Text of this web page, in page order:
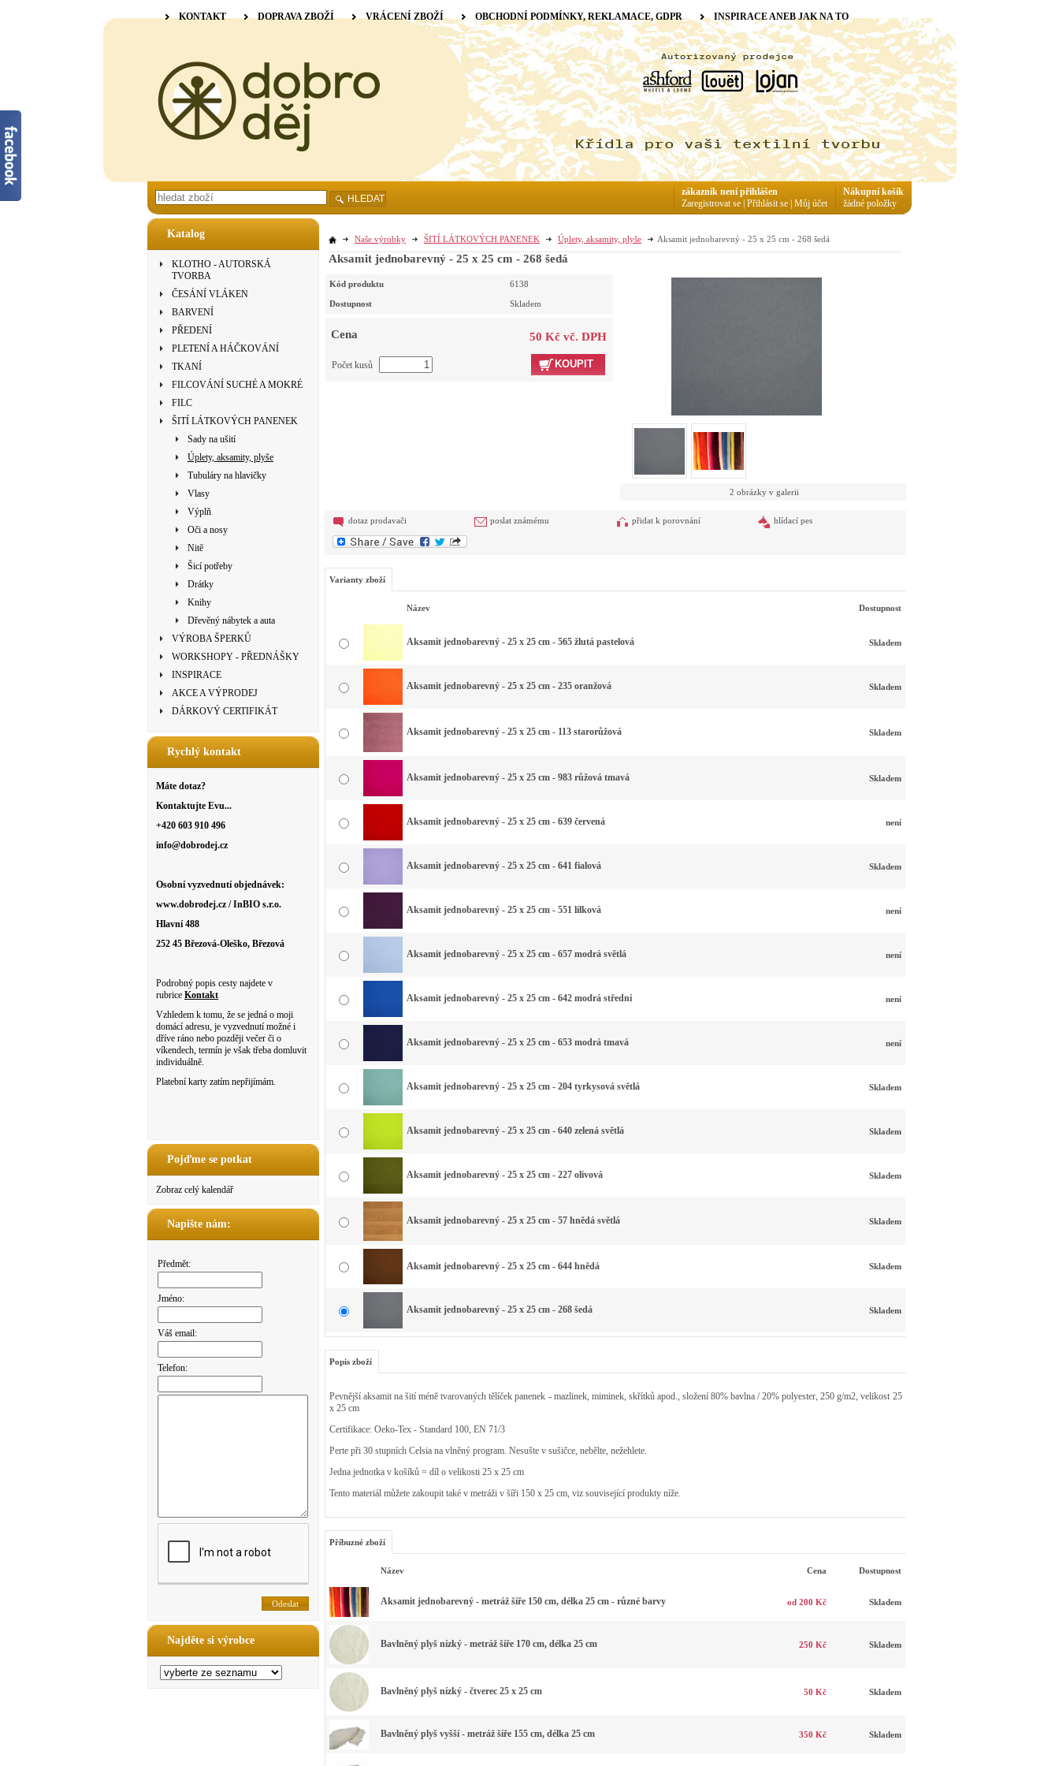
Katalog
KLOTHO - AUTORSKÁ
TVORBA
ČESÁNÍ VLÁKEN
BARVENÍ
PŘEDENÍ
PLETENÍ A HÁČKOVÁNÍ
TKANÍ
FILCOVÁNÍ SUCHÉ A MOKRÉ
FILC
ŠITÍ LÁTKOVÝCH PANENEK
Sady na ušití
Úplety, aksamity, plyše
Tubuláry na hlavičky
Vlasy
Výplň
Oči a nosy
Nitě
Šicí potřeby
Drátky
Knihy
Dřevěný nábytek a auta
VÝROBA ŠPERKŮ
WORKSHOPY - PŘEDNÁŠKY
INSPIRACE
AKCE A VÝPRODEJ
DÁRKOVÝ CERTIFIKÁT
Rychlý kontakt
Máte dotaz?
Kontaktujte Evu...
+420 603 910 496
info@dobrodej.cz
Osobní vyzvednutí objednávek:
www.dobrodej.cz / InBIO s.r.o.
Hlavní 488
252 45 Březová-Oleško, Březová
Podrobný popis cesty najdete v
rubrice Kontakt
Vzhledem k tomu, že se jedná o moji
domácí adresu, je vyzvednutí možné i
dříve ráno nebo později večer či o
víkendech, termín je však třeba domluvit
individuálně.
Platební karty zatím nepřijímám.
Pojďme se potkat
Zobraz celý kalendář
Napište nám:
Předmět:
Jméno:
Váš email:
Telefon:
Najděte si výrobce
Naše výrobky ŠITÍ LÁTKOVÝCH PANENEK Úplety, aksamity, plyše Aksamit jednobarevný - 25 x 25 cm - 268 šedá
Aksamit jednobarevný - 25 x 25 cm - 268 šedá
Kód produktu 6138
Dostupnost Skladem
Cena 50 Kč vč. DPH
KOUPIT
Počet kusů
2 obrázky v galerii
dotaz prodavači poslat známému přidat k porovnání hlídací pes
Varianty zboží
Název Dostupnost
Aksamit jednobarevný - 25 x 25 cm - 565 žlutá pastelová Skladem
Aksamit jednobarevný - 25 x 25 cm - 235 oranžová Skladem
Aksamit jednobarevný - 25 x 25 cm - 113 starorůžová Skladem
Aksamit jednobarevný - 25 x 25 cm - 983 růžová tmavá Skladem
Aksamit jednobarevný - 25 x 25 cm - 639 červená není
Aksamit jednobarevný - 25 x 25 cm - 641 fialová Skladem
Aksamit jednobarevný - 25 x 25 cm - 551 lilková není
Aksamit jednobarevný - 25 x 25 cm - 657 modrá světlá není
Aksamit jednobarevný - 25 x 25 cm - 642 modrá střední není
Aksamit jednobarevný - 25 x 25 cm - 653 modrá tmavá není
Aksamit jednobarevný - 25 x 25 cm - 204 tyrkysová světlá Skladem
Aksamit jednobarevný - 25 x 25 cm - 640 zelená světlá Skladem
Aksamit jednobarevný - 25 x 25 cm - 227 olivová Skladem
Aksamit jednobarevný - 25 x 25 cm - 57 hnědá světlá Skladem
Aksamit jednobarevný - 25 x 25 cm - 644 hnědá Skladem
Aksamit jednobarevný - 25 x 25 cm - 268 šedá Skladem
Popis zboží
Pevnější aksamit na šití méně tvarovaných tělíček panenek - mazlinek, miminek, skřítků apod., složení 80% bavlna / 20% polyester, 250 g/m2, velikost 25
x 25 cm
Certifikace: Oeko-Tex - Standard 100, EN 71/3
Perte při 30 stupních Celsia na vlněný program. Nesušte v sušičce, nebělte, nežehlete.
Jedna jednotka v košíků = díl o velikosti 25 x 25 cm
Tento materiál můžete zakoupit také v metráži v šíři 150 x 25 cm, viz související produkty níže.
Příbuzné zboží
Název Cena Dostupnost
Aksamit jednobarevný - metráž šíře 150 cm, délka 25 cm - různé barvy od 200 Kč Skladem
Bavlněný plyš nízký - metráž šíře 170 cm, délka 25 cm 250 Kč Skladem
Bavlněný plyš nízký - čtverec 25 x 25 cm 50 Kč Skladem
Bavlněný plyš vyšší - metráž šíře 155 cm, délka 25 cm 350 Kč Skladem
KONTAKT DOPRAVA ZBOŽÍ VRÁCENÍ ZBOŽÍ OBCHODNÍ PODMÍNKY, REKLAMACE, GDPR INSPIRACE ANEB JAK NA TO
HLEDAT
Nákupní košík
žádné položky
zákazník není přihlášen
Zaregistrovat se Přihlásit se Můj účet